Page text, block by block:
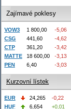
Zajímavé poklesy
VOW3 1 800,00
-5,06
CSG
441,60
-4,62
CTP
361,20
-3,42
MATTE
18 600,00
-3,13
PEN
6,40 -3,03
Kurzovní lístek
EUR 24,265
-0,22
HUF
6,654
+0,01